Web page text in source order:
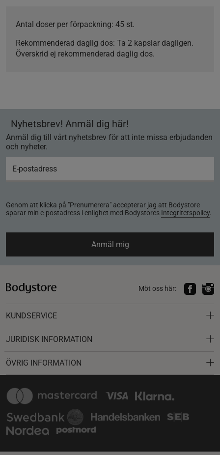
Antal doser per förpackning: 45 st.
Rekommenderad daglig dos: Ta 2 kapslar dagligen.
Överskrid ej rekommenderad daglig dos.
Nyhetsbrev! Anmäl dig här!
Anmäl dig till vårt nyhetsbrev för att inte missa erbjudanden
och nyheter.
Genom att klicka på "Prenumerera" accepterar jag att Bodystore
sparar min e-postadress i enlighet med Bodystores Integritetspolicy.
Anmäl mig
Möt oss här:
KUNDSERVICE
JURIDISK INFORMATION
ÖVRIG INFORMATION